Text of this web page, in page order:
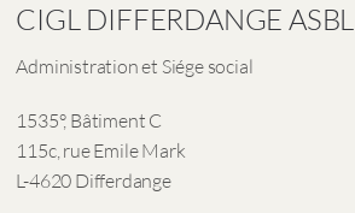
CIGL DIFFERDANGE ASBL
Administration et Siége social
1535°, Bâtiment C
115c, rue Emile Mark
L-4620 Differdange